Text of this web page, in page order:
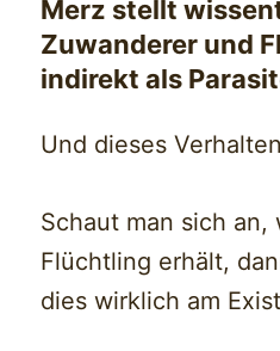
Merz stellt
Zuwanderer und
indirekt als
Und dieses
Schaut man sich an,
Flüchtling erhält,
dies wirklich am